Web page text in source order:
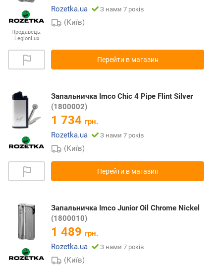
Продавець:
LegionLux
Rozetka.ua
З нами 7 років
(Київ)
Перейти в магазин
Запальничка Imco Chic 4 Pipe Flint Silver
(1800002)
1 734 грн.
Rozetka.ua
З нами 7 років
(Київ)
Перейти в магазин
Запальничка Imco Junior Oil Chrome Nickel
(1800010)
1 489 грн.
Rozetka.ua
З нами 7 років
(Київ)